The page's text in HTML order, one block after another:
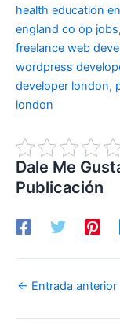
health education
england co op jobs,
freelance web
wordpress
developer london,
london
Dale Me
Publicación
← Entrada anterior